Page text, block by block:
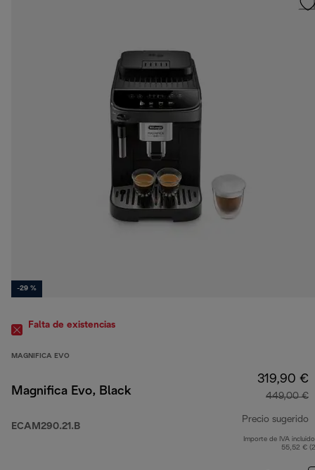
-29 %
Falta de existencias
MAGNIFICA EVO
Magnifica Evo, Black
ECAM290.21.B
319,90 €
449,00 €
Precio sugerido
Importe de IVA
55,52 €